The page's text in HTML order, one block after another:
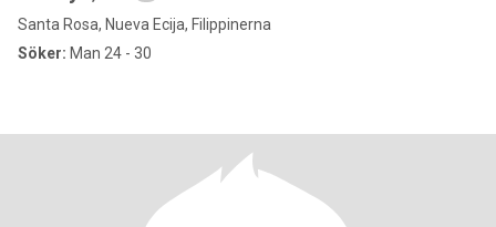
Santa Rosa, Nueva Ecija, Filippinerna
Söker: Man 24 - 30